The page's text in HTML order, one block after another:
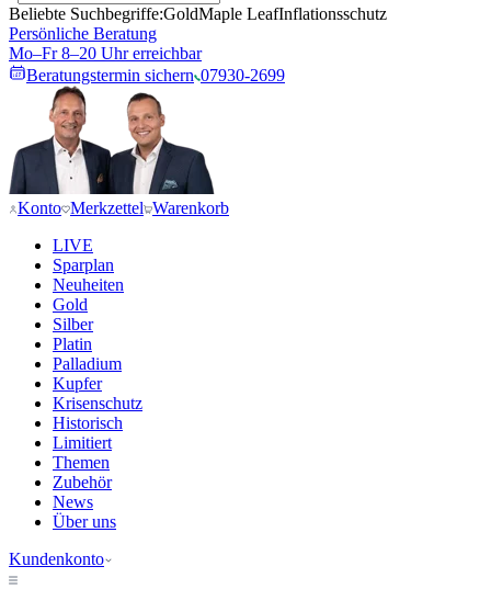
Beliebte Suchbegriffe:GoldMaple LeafInflationsschutz
Persönliche Beratung
Mo–Fr 8–20 Uhr erreichbar
Beratungstermin sichern 07930-2699
Konto Merkzettel Warenkorb
LIVE
Sparplan
Neuheiten
Gold
Silber
Platin
Palladium
Kupfer
Krisenschutz
Historisch
Limitiert
Themen
Zubehör
News
Über uns
Kundenkonto